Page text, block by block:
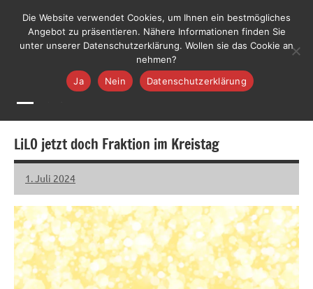
springen
LiLO
Liste
Lebenswerte
Ortenau
Jetzt mitmachen
LiLO jetzt doch Fraktion im Kreistag
1. Juli 2024
LiLO
Keine
Kommentare
Die Website verwendet Cookies, um Ihnen ein bestmögliches
Angebot zu präsentieren. Nähere Informationen finden Sie
unter unserer Datenschutzerklärung. Wollen sie das Cookie an
nehmen?
Ja
Nein Datenschutzerklärung